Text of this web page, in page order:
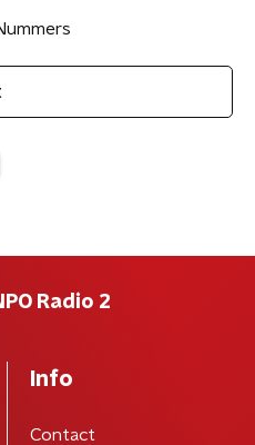
Radio 2
Info
Contact